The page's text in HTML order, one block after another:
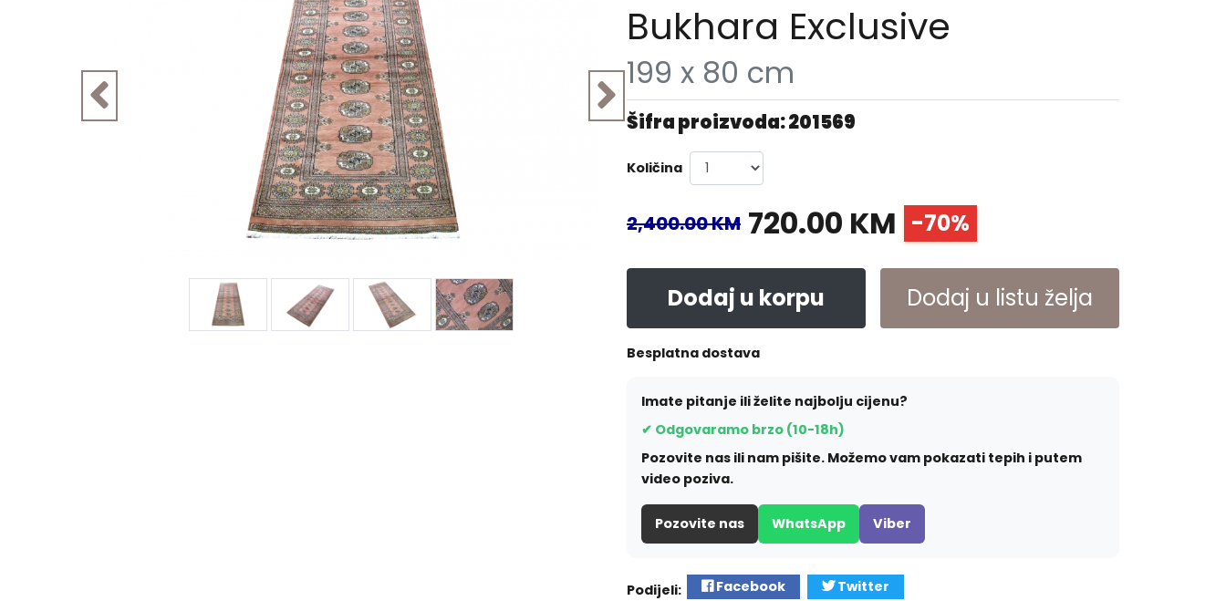
Bukhara Exclusive
199 x 80 cm
Šifra proizvoda: 201569
Količina
2,400.00 KM 720.00 KM -70%
Dodaj u korpu Dodaj u listu želja
Besplatna dostava
Imate pitanje ili želite najbolju cijenu?
✔ Odgovaramo brzo (10-18h)
Pozovite nas ili nam pišite. Možemo vam pokazati tepih i putem
video poziva.
Pozovite nas WhatsApp Viber
Podijeli: Facebook Twitter